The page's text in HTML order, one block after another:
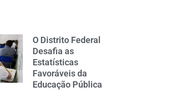
O Distrito Federal
Desafia as
Estatísticas
Favoráveis da
Educação Pública